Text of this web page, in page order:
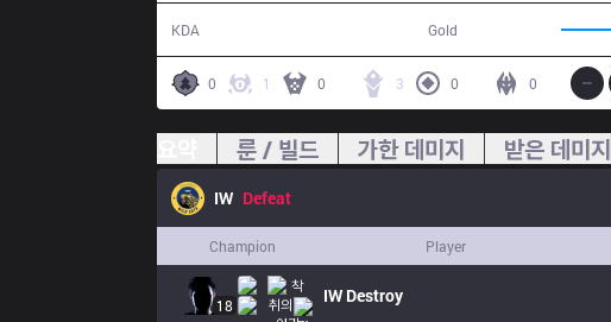
KDA Gold
0 1 0 3 0 0
룬 / 빌드 가한 데미지 받은 데미지
IW Defeat
Champion Player
18 IW Destroy